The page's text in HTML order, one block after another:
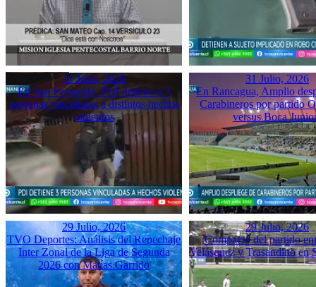
31 Julio, 2026
En San Fernando, PDI detiene a 3
personas vinculadas a distintos hechos
violentos
31 Julio, 2026
En Rancagua, Amplio
Carabineros por partido
versus Boca
29 Julio, 2026
TVO Deportes: Análisis del Repechaje
Inter Zonal de la Liga de Segunda
2026 con Matías Garrido
29 Julio, 2026
Compacto del partido
Velásquez y Trasandino en